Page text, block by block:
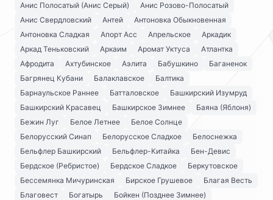
Анис Полосатый (Анис Серый)
Анис Розово-Полосатый
Анис Свердловский
Антей
Антоновка Обыкновенная
Антоновка Сладкая
Апорт Асс Апрельское
Аркадик
Аркад Теньковский
Аркаим Аромат Уктуса
Атлантка
Афродита
Ахтубинское Аэлита Бабушкино
Баганенок
Багрянец Кубани
Балаклавское
Балтика
Барнаульское Раннее
Батталовское
Башкирский Изумруд
Башкирский Красавец
Башкирское Зимнее
Баяна (Яблоня)
Бежин Луг
Белое Летнее
Белое Солнце
Белорусский Синап
Белорусское Сладкое
Белоснежка
Бельфлер Башкирский
Бельфлер-Китайка
Бен-Девис
Бердское (Ребристое)
Бердское Сладкое
Беркутовское
Бессемянка Мичуринская
Бирское Грушевое
Благая Весть
Благовест
Богатырь
Бойкен (Позднее Зимнее)